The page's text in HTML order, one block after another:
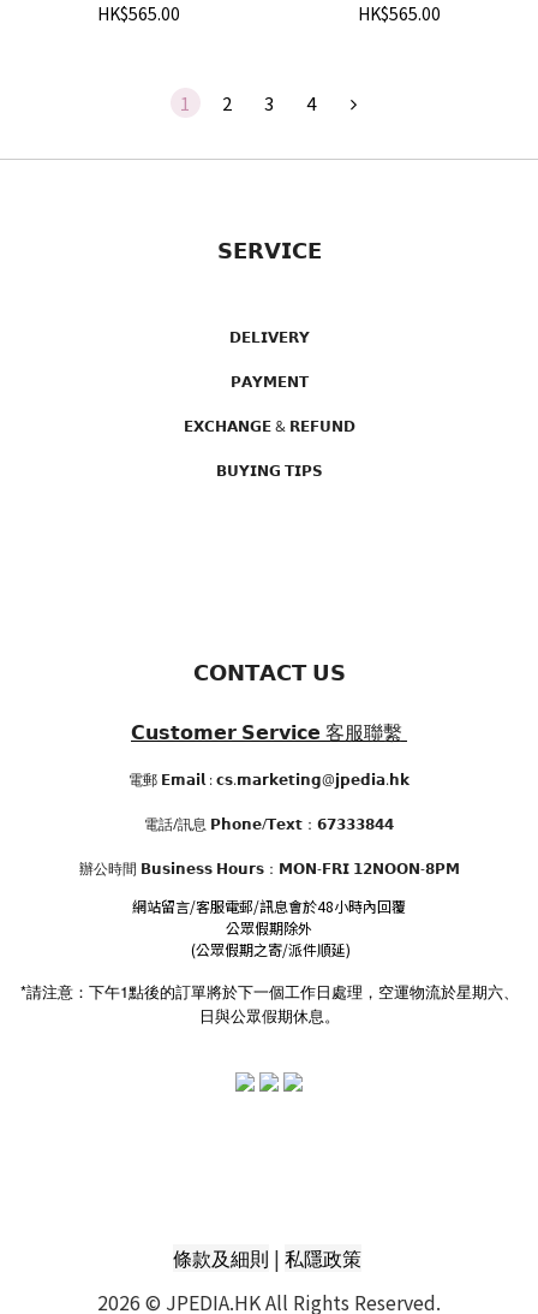
HK$565.00
HK$565.00
1 2 3 4
𝗦𝗘𝗥𝗩𝗜𝗖𝗘
𝗗𝗘𝗟𝗜𝗩𝗘𝗥𝗬
𝗣𝗔𝗬𝗠𝗘𝗡𝗧
𝗘𝗫𝗖𝗛𝗔𝗡𝗚𝗘 & 𝗥𝗘𝗙𝗨𝗡𝗗
𝗕𝗨𝗬𝗜𝗡𝗚 𝗧𝗜𝗣𝗦
𝗖𝗢𝗡𝗧𝗔𝗖𝗧 𝗨𝗦
𝗖𝘂𝘀𝘁𝗼𝗺𝗲𝗿 𝗦𝗲𝗿𝘃𝗶𝗰𝗲 客服聯繫
電郵 𝗘𝗺𝗮𝗶𝗹 : 𝗰𝘀.𝗺𝗮𝗿𝗸𝗲𝘁𝗶𝗻𝗴@𝗷𝗽𝗲𝗱𝗶𝗮.𝗵𝗸
電話/訊息 𝗣𝗵𝗼𝗻𝗲/𝗧𝗲𝘅𝘁：𝟲𝟳𝟯𝟯𝟯𝟴𝟰𝟰
辦公時間 𝗕𝘂𝘀𝗶𝗻𝗲𝘀𝘀 𝗛𝗼𝘂𝗿𝘀：𝗠𝗢𝗡-𝗙𝗥𝗜 𝟭𝟮𝗡𝗢𝗢𝗡-𝟴𝗣𝗠
網站留言/客服電郵/訊息會於48小時內回覆
公眾假期除外
(公眾假期之寄/派件順延)
*請注意：下午1點後的訂單將於下一個工作日處理，空運物流於星期六、
日與公眾假期休息。
條款及細則 | 私隱政策
2026 © JPEDIA.HK All Rights Reserved.